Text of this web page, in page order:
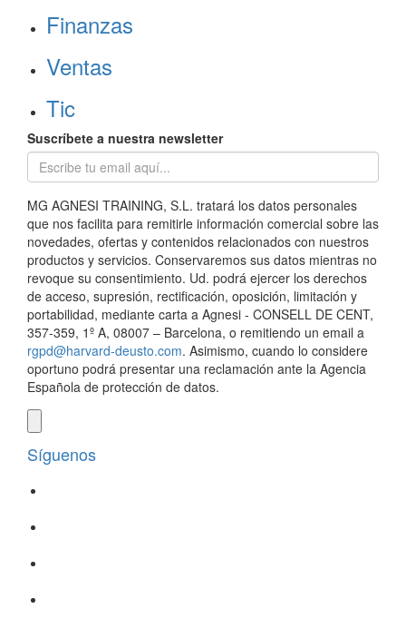
Finanzas
Ventas
Tic
Suscríbete a nuestra newsletter
MG AGNESI TRAINING, S.L. tratará los datos personales
que nos facilita para remitirle información comercial sobre las
novedades, ofertas y contenidos relacionados con nuestros
productos y servicios. Conservaremos sus datos mientras no
revoque su consentimiento. Ud. podrá ejercer los derechos
de acceso, supresión, rectificación, oposición, limitación y
portabilidad, mediante carta a Agnesi - CONSELL DE CENT,
357-359, 1º A, 08007 – Barcelona, o remitiendo un email a
rgpd@harvard-deusto.com. Asimismo, cuando lo considere
oportuno podrá presentar una reclamación ante la Agencia
Española de protección de datos.
Síguenos